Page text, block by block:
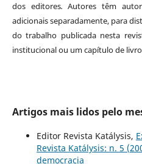
dos editores.Autores têm
adicionais separadamente, para
do trabalho publicada nesta
institucional ou um capítulo de
Artigos mais lidos pelo
Editor Revista Katálysis,
Revista Katálysis: n. 5
democracia